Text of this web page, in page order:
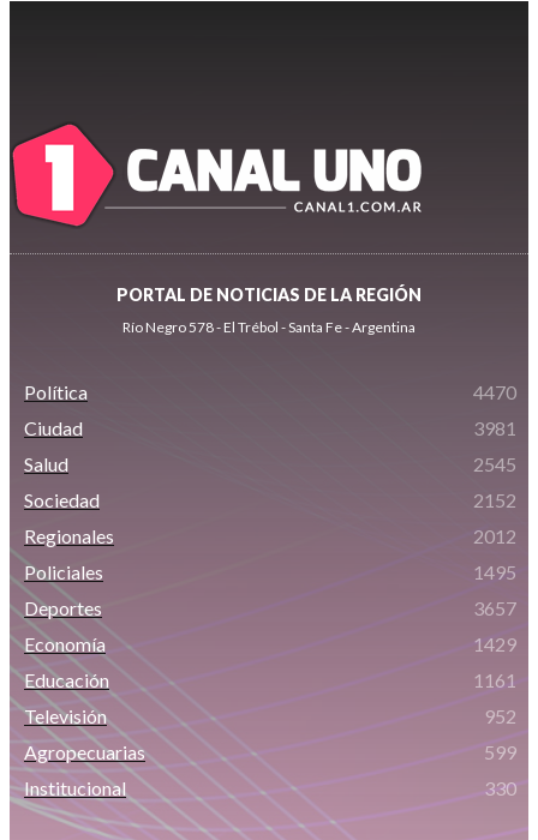
PORTAL DE NOTICIAS DE LA REGIÓN
Río Negro 578 - El Trébol - Santa Fe - Argentina
Política
4470
Ciudad
3981
Salud
2545
Sociedad
2152
Regionales
2012
Policiales
1495
Deportes
3657
Economía
1429
Educación
1161
Televisión
952
Agropecuarias
599
Institucional
330